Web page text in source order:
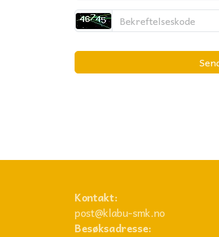
Kontakt:
post@klabu-smk.no
Besøksadresse: